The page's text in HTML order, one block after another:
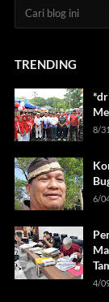
TRENDING
8/
6/
4/